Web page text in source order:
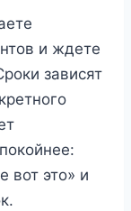
и ждете
зависят
вот это» и